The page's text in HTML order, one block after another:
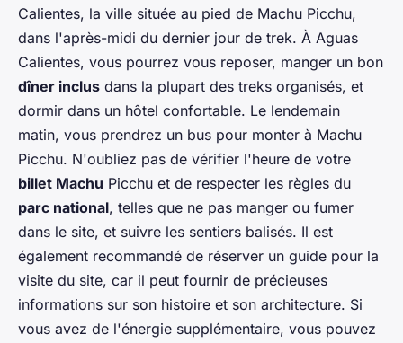
Calientes, la ville située au pied de Machu Picchu,
dans l'après-midi du dernier jour de trek. À Aguas
Calientes, vous pourrez vous reposer, manger un bon
dîner inclus dans la plupart des treks organisés, et
dormir dans un hôtel confortable. Le lendemain
matin, vous prendrez un bus pour monter à Machu
Picchu. N'oubliez pas de vérifier l'heure de votre
billet Machu Picchu et de respecter les règles du
parc national, telles que ne pas manger ou fumer
dans le site, et suivre les sentiers balisés. Il est
également recommandé de réserver un guide pour la
visite du site, car il peut fournir de précieuses
informations sur son histoire et son architecture. Si
vous avez de l'énergie supplémentaire, vous pouvez